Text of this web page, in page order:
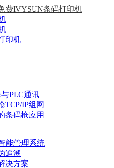
费IVYSUN条码打印机
印机
PLC通讯
TCP/IP组网
条码枪应用
能管理系统
追溯
决方案